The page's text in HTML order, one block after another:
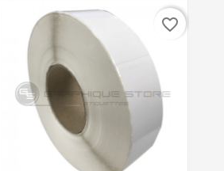
favorite_border